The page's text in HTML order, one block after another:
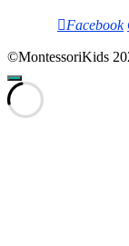
Facebook
©MontessoriKids